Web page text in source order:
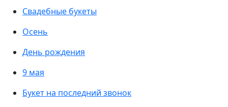
Свадебные букеты
Осень
День рождения
9 мая
Букет на последний звонок